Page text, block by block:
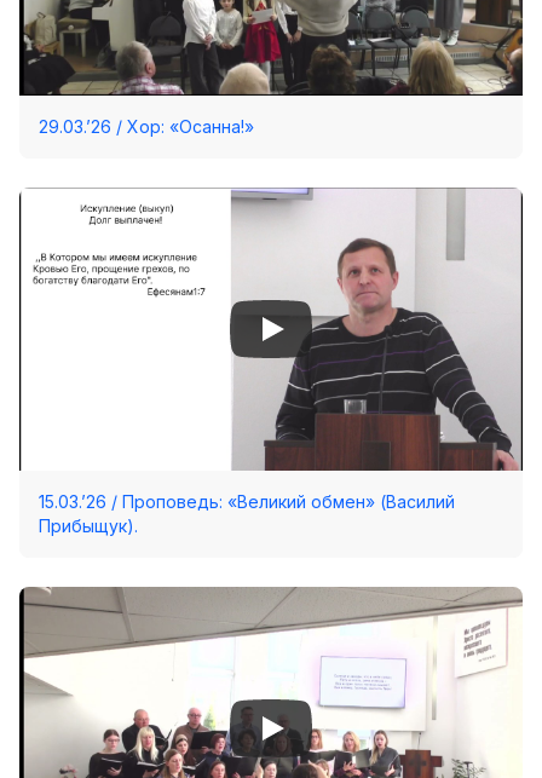
29.03.’26 / Хор: «Осанна!»
15.03.’26 / Проповедь: «Великий обмен» (Василий
Прибыщук).